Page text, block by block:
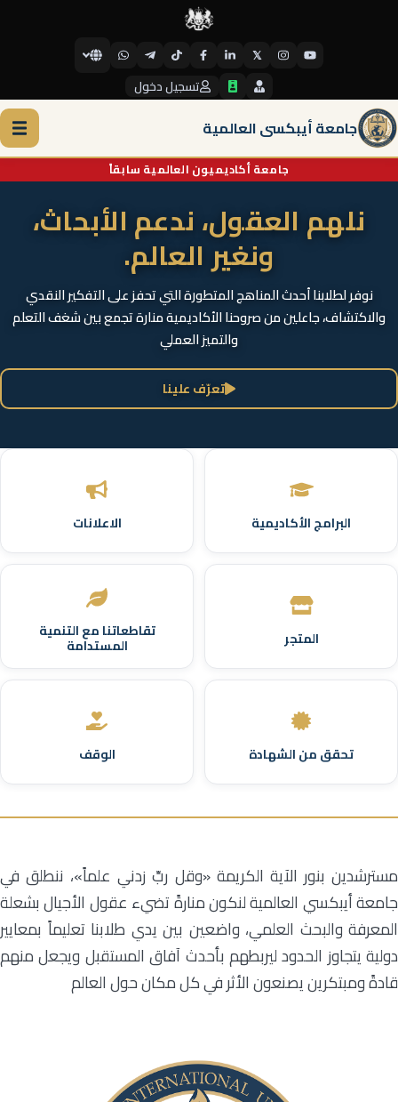
جامعة أكاديميون العالمية سابقاً
𝕏
تسجيل دخول
جامعة أيبكسي العالمية
نلهم العقول، ندعم الأبحاث،
ونغير العالم.
نوفر لطلابنا أحدث المناهج المتطورة التي تحفز على التفكير النقدي
والاكتشاف، جاعلين من صروحنا الأكاديمية منارة تجمع بين شغف التعلم
والتميز العملي
تعرّف علينا
البرامج الأكاديمية الاعلانات
المتجر تقاطعاتنا مع التنمية
المستدامة
تحقق من الشهادة الوقف
مسترشدين بنور الآية الكريمة «وقل ربِّ زدني علماً»، ننطلق في
جامعة أيبكسي العالمية لنكون منارةً تضيء عقول الأجيال بشعلة
المعرفة والبحث العلمي، واضعين بين يدي طلابنا تعليماً بمعايير
دولية يتجاوز الحدود ليربطهم بأحدث آفاق المستقبل ويجعل منهم
قادةً ومبتكرين يصنعون الأثر في كل مكان حول العالم